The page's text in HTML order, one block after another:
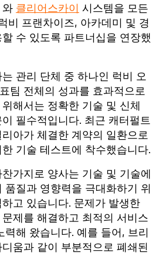
와 클리어스카이
시스템을 모든
비 프랜차이즈, 아카데미 및 경
수 있도록 파트너십을 연장했
관리 단체 중 하나인 럭비 오
팀 전체의 성과를 효과적으로
해서는 정확한 기술 및 신체
필수적입니다. 최근 캐터펄트
아가 체결한 계약의 일환으로
기술 테스트에 착수했습니다.
가지로 양사는 기술 및 기술에
품질과 영향력을 극대화하기 위
고 있습니다. 문제가 발생한
제를 해결하고 최적의 서비스
력해 왔습니다. 예를 들어, 브리
움과 같이 부분적으로 폐쇄된